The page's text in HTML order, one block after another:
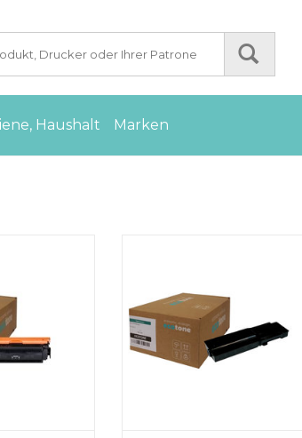
Haushalt Marken